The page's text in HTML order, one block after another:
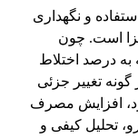
و نگهداری
است. چون
درصد اختلاط
تغییر جزئی
افزایش مصرف
تحلیل کیفی و